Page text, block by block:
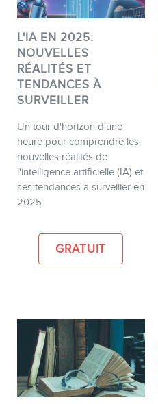
L'IA EN 2025:
NOUVELLES
RÉALITÉS ET
TENDANCES À
SURVEILLER
Un tour d'horizon d'une
heure pour comprendre les
nouvelles réalités de
l'intelligence artificielle (IA) et
ses tendances à surveiller en
2025.
GRATUIT